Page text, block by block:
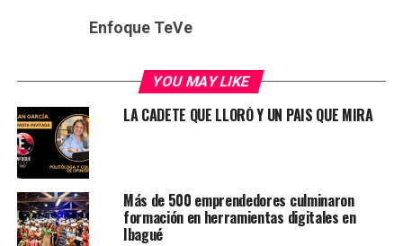
Enfoque TeVe
YOU MAY LIKE
LA CADETE QUE LLORÓ Y UN PAIS QUE MIRA
Más de 500 emprendedores culminaron
formación en herramientas digitales en
Ibagué